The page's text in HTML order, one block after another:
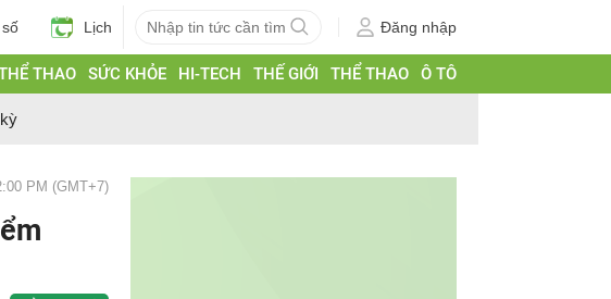
Lịch Đăng nhập
THAO SỨC KHỎE HI-TECH THẾ GIỚI THỂ THAO Ô TÔ
PM (GMT+7)